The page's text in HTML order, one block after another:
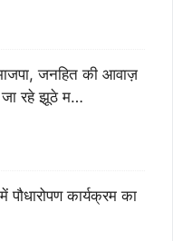
जनहित की आवाज़
जा रहे झूठे म…
पौधारोपण कार्यक्रम का